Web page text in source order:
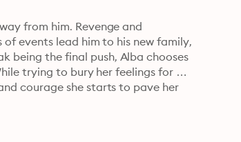
from him. Revenge and
events lead him to his new family,
being the final push, Alba chooses
trying to bury her feelings for
courage she starts to pave her